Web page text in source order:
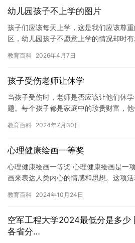
幼儿园孩子不上学的图片
孩子们应该每天上学，这是我们应该尊
区，幼儿园孩子不愿意上学的情况却时
是，无…
教育百科 2026年4月7日
孩子受伤老师让休学
当孩子受伤时，老师是否应该让他们休
题。每个孩子都是家庭中的珍贵财富，
师应该…
教育百科 2024年7月30日
心理健康绘画一等奖
心理健康绘画一等奖 心理健康绘画是一
画来表达人类内心的情感和思想。这项
里，…
教育百科 2024年10月24日
空军工程大学2024最低分是多少
各省分…